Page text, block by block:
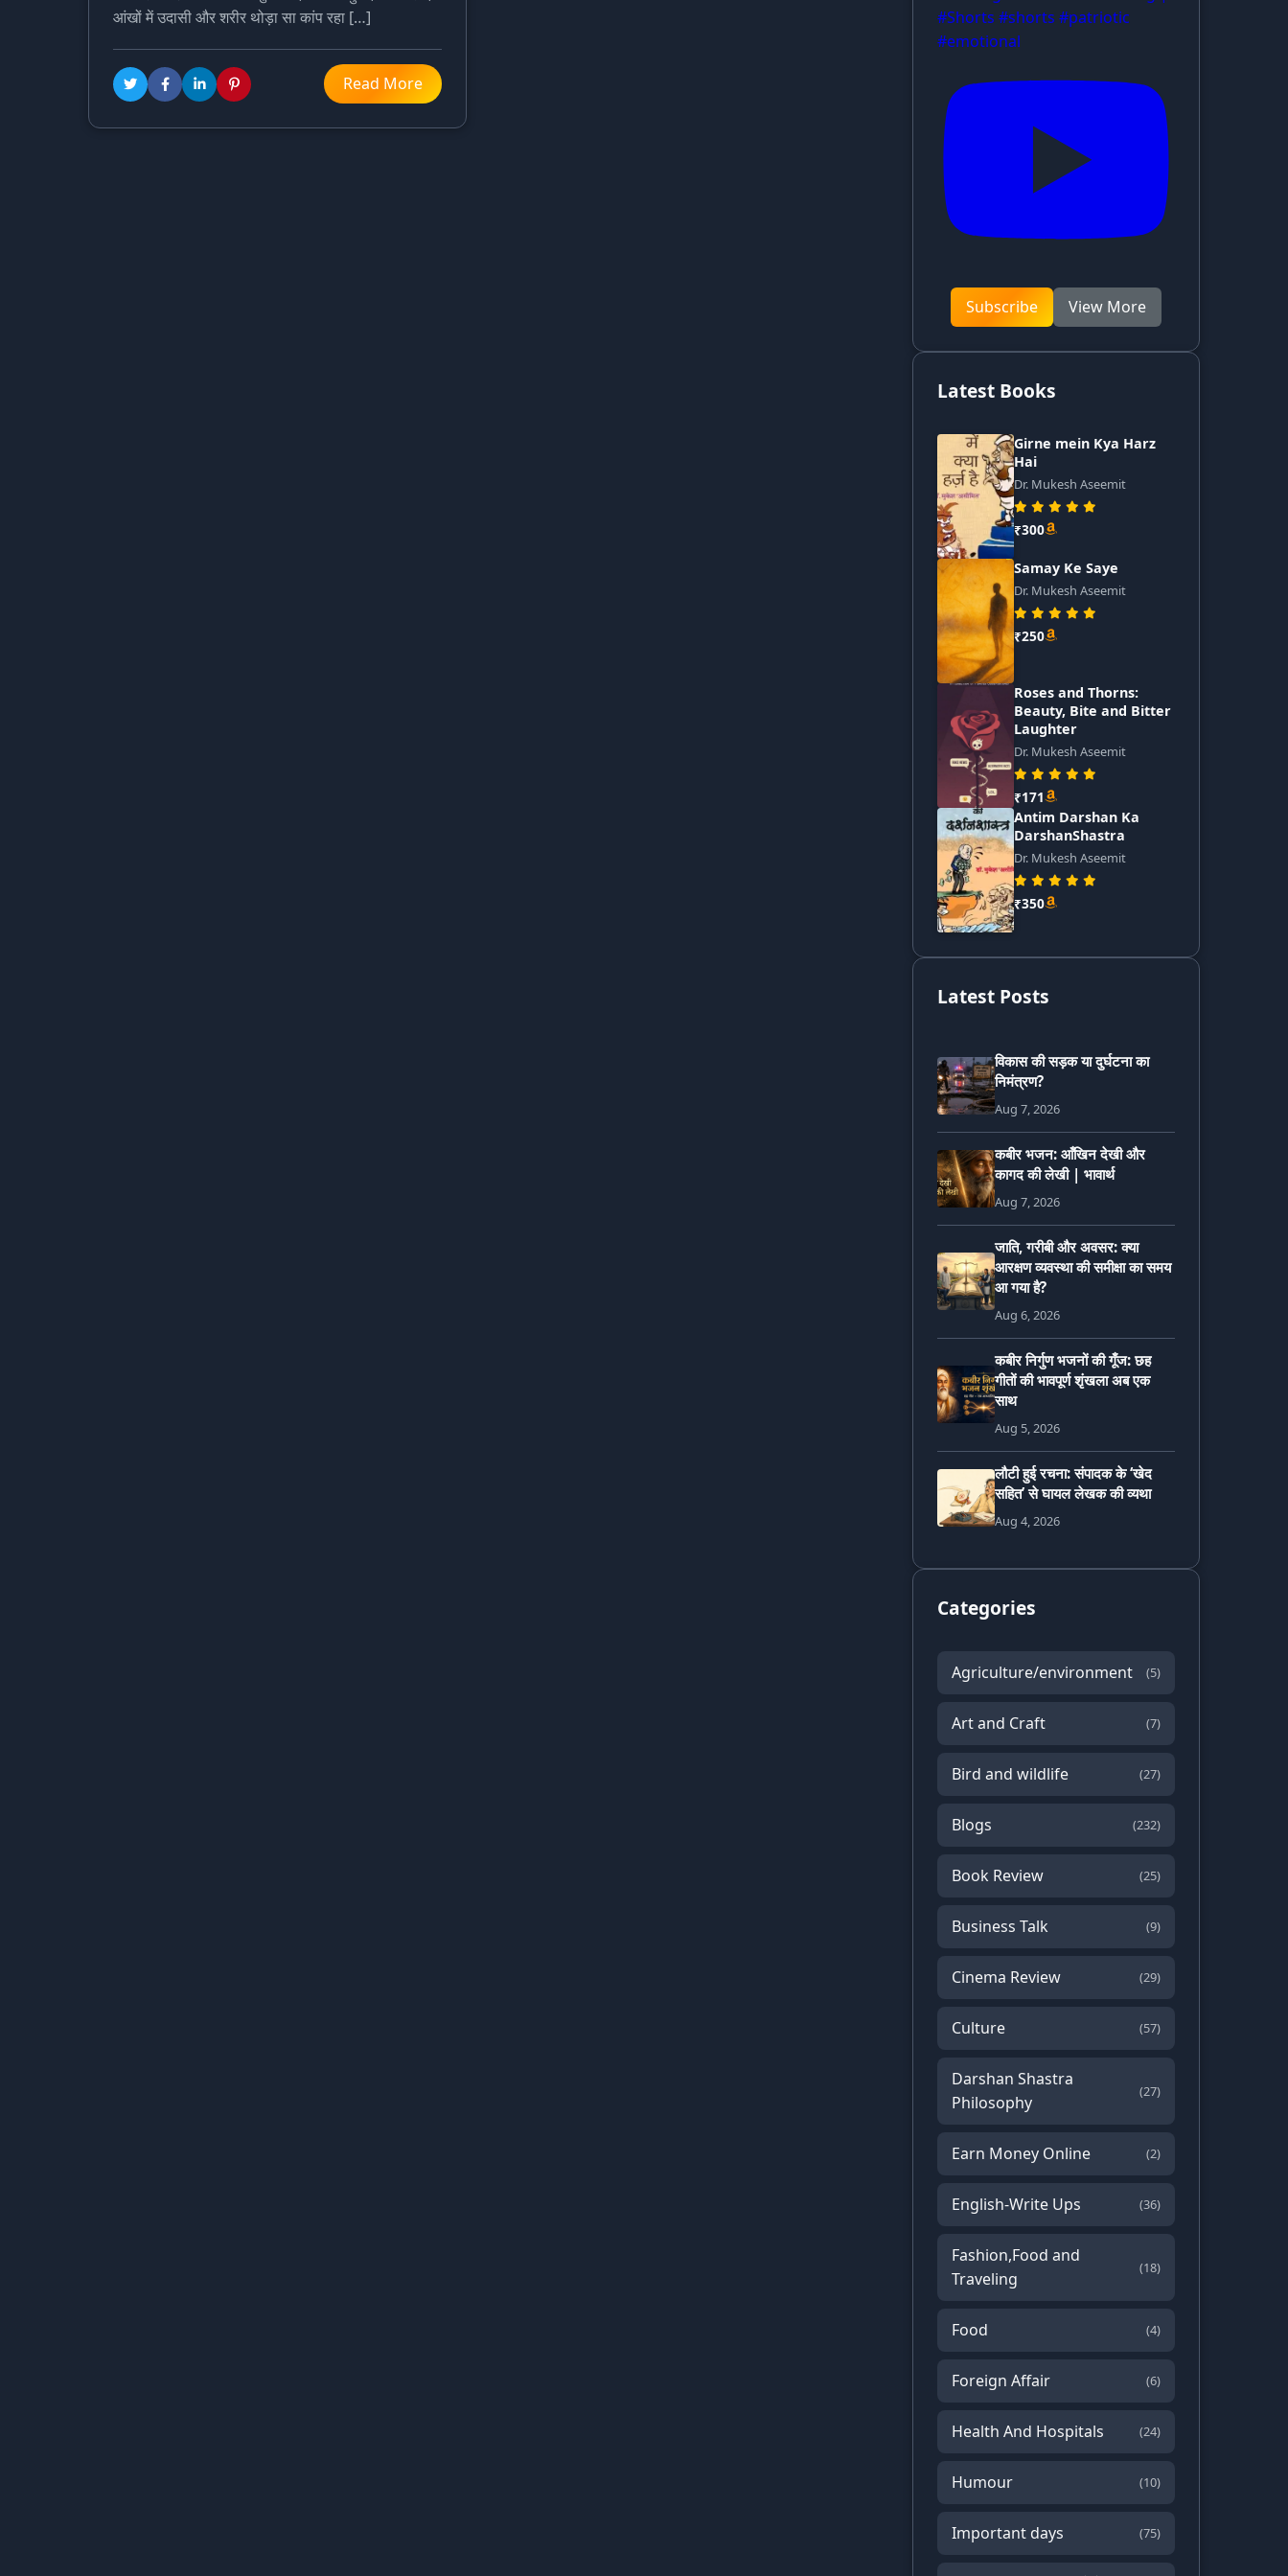
आंखों में उदासी और शरीर थोड़ा सा कांप रहा […]
Read More
#Shorts #shorts #patriotic
#emotional
Subscribe View More
Latest Books
Girne mein Kya Harz
Hai
Dr. Mukesh Aseemit
₹300
Samay Ke Saye
Dr. Mukesh Aseemit
₹250
Roses and Thorns:
Beauty, Bite and Bitter
Laughter
Dr. Mukesh Aseemit
₹171
Antim Darshan Ka
DarshanShastra
Dr. Mukesh Aseemit
₹350
Latest Posts
विकास की सड़क या दुर्घटना का
निमंत्रण?
Aug 7, 2026
कबीर भजन: आँखिन देखी और
कागद की लेखी | भावार्थ
Aug 7, 2026
जाति, गरीबी और अवसर: क्या
आरक्षण व्यवस्था की समीक्षा का समय
आ गया है?
Aug 6, 2026
कबीर निर्गुण भजनों की गूँज: छह
गीतों की भावपूर्ण शृंखला अब एक
साथ
Aug 5, 2026
लौटी हुई रचना: संपादक के ‘खेद
सहित’ से घायल लेखक की व्यथा
Aug 4, 2026
Categories
Agriculture/environment (5)
Art and Craft (7)
Bird and wildlife (27)
Blogs (232)
Book Review (25)
Business Talk (9)
Cinema Review (29)
Culture (57)
Darshan Shastra
Philosophy
(27)
Earn Money Online (2)
English-Write Ups (36)
Fashion,Food and
Traveling
(18)
Food (4)
Foreign Affair (6)
Health And Hospitals (24)
Humour (10)
Important days (75)